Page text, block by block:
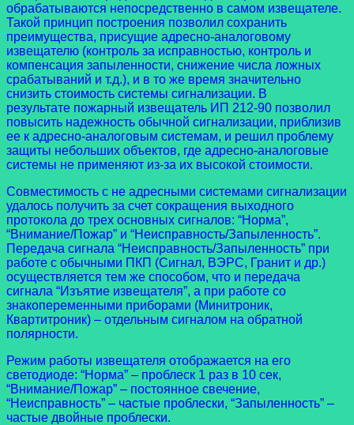
обрабатываются непосредственно в самом извещателе.
Такой принцип построения позволил сохранить
преимущества, присущие адресно-аналоговому
извещателю (контроль за исправностью, контроль и
компенсация запыленности, снижение числа ложных
срабатываний и т.д.), и в то же время значительно
снизить стоимость системы сигнализации. В
результате пожарный извещатель ИП 212-90 позволил
повысить надежность обычной сигнализации, приблизив
ее к адресно-аналоговым системам, и решил проблему
защиты небольших объектов, где адресно-аналоговые
системы не применяют из-за их высокой стоимости.
Совместимость с не адресными системами сигнализации
удалось получить за счет сокращения выходного
протокола до трех основных сигналов: “Норма”,
“Внимание/Пожар” и “Неисправность/Запыленность”.
Передача сигнала “Неисправность/Запыленность” при
работе с обычными ПКП (Сигнал, ВЭРС, Гранит и др.)
осуществляется тем же способом, что и передача
сигнала “Изъятие извещателя”, а при работе со
знакопеременными приборами (Минитроник,
Квартитроник) – отдельным сигналом на обратной
полярности.
Режим работы извещателя отображается на его
светодиоде: “Норма” – проблеск 1 раз в 10 сек,
“Внимание/Пожар” – постоянное свечение,
“Неисправность” – частые проблески, “Запыленность” –
частые двойные проблески.